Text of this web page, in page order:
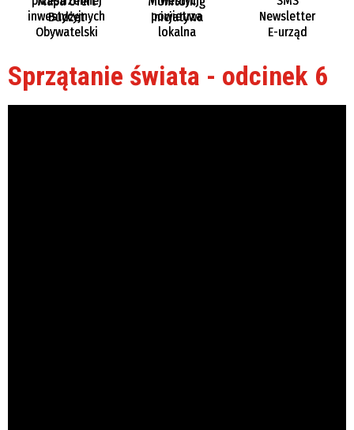
inwestycyjnych
powietrza
Newsletter
Budżet
Obywatelski
Inicjatywa
lokalna
E-urząd
Sprzątanie świata - odcinek 6